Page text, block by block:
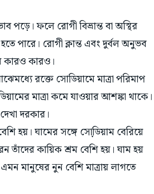
পড়ে। ফলে রোগী বিভ্রান্ত বা অস্থির
পারে। রোগী ক্লান্ত এবং দুর্বল অনুভব
কারও কারও।
রক্তে সোডিয়ামে মাত্রা পরিমাপ
মাত্রা কমে যাওয়ার আশঙ্কা থাকে।
দরকার।
হয়। ঘামের সঙ্গে সো়ডিয়াম বেরিয়ে
তাঁদের কায়িক শ্রম বেশি হয়। ঘাম হয়
মানুষের নুন বেশি মাত্রায় লাগতে